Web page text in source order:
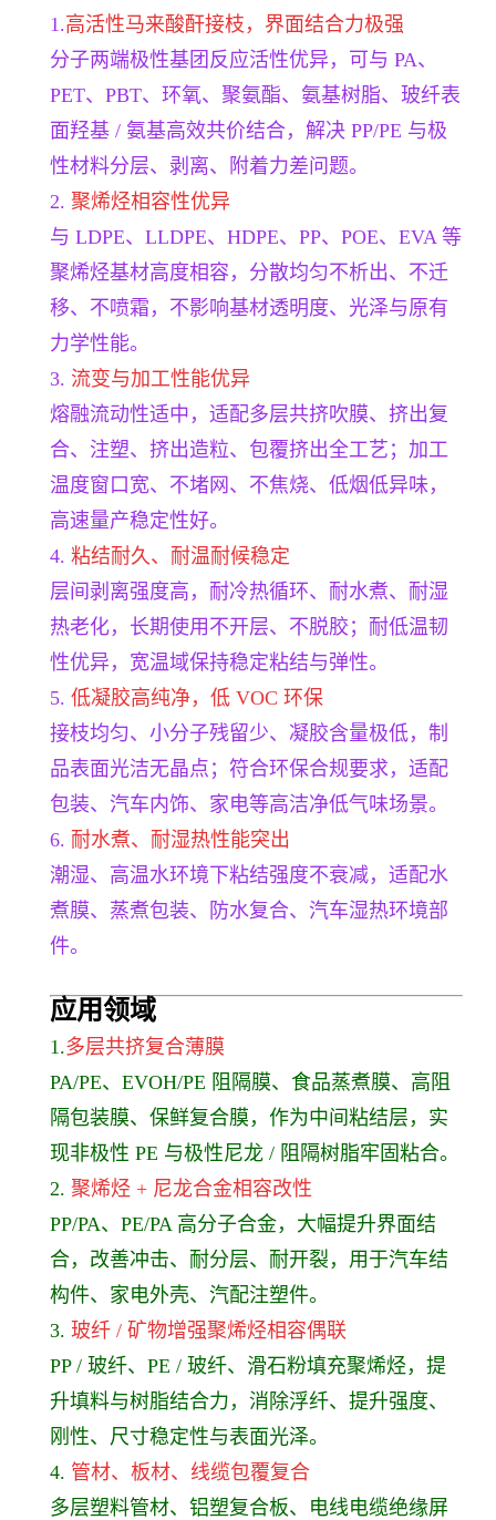
1.高活性马来酸酐接枝，界面结合力极强
分子两端极性基团反应活性优异，可与 PA、
PET、PBT、环氧、聚氨酯、氨基树脂、玻纤表
面羟基 / 氨基高效共价结合，解决 PP/PE 与极
性材料分层、剥离、附着力差问题。
2. 聚烯烃相容性优异
与 LDPE、LLDPE、HDPE、PP、POE、EVA 等
聚烯烃基材高度相容，分散均匀不析出、不迁
移、不喷霜，不影响基材透明度、光泽与原有
力学性能。
3. 流变与加工性能优异
熔融流动性适中，适配多层共挤吹膜、挤出复
合、注塑、挤出造粒、包覆挤出全工艺；加工
温度窗口宽、不堵网、不焦烧、低烟低异味，
高速量产稳定性好。
4. 粘结耐久、耐温耐候稳定
层间剥离强度高，耐冷热循环、耐水煮、耐湿
热老化，长期使用不开层、不脱胶；耐低温韧
性优异，宽温域保持稳定粘结与弹性。
5. 低凝胶高纯净，低 VOC 环保
接枝均匀、小分子残留少、凝胶含量极低，制
品表面光洁无晶点；符合环保合规要求，适配
包装、汽车内饰、家电等高洁净低气味场景。
6. 耐水煮、耐湿热性能突出
潮湿、高温水环境下粘结强度不衰减，适配水
煮膜、蒸煮包装、防水复合、汽车湿热环境部
件。
应用领域
1.多层共挤复合薄膜
PA/PE、EVOH/PE 阻隔膜、食品蒸煮膜、高阻
隔包装膜、保鲜复合膜，作为中间粘结层，实
现非极性 PE 与极性尼龙 / 阻隔树脂牢固粘合。
2. 聚烯烃 + 尼龙合金相容改性
PP/PA、PE/PA 高分子合金，大幅提升界面结
合，改善冲击、耐分层、耐开裂，用于汽车结
构件、家电外壳、汽配注塑件。
3. 玻纤 / 矿物增强聚烯烃相容偶联
PP / 玻纤、PE / 玻纤、滑石粉填充聚烯烃，提
升填料与树脂结合力，消除浮纤、提升强度、
刚性、尺寸稳定性与表面光泽。
4. 管材、板材、线缆包覆复合
多层塑料管材、铝塑复合板、电线电缆绝缘屏